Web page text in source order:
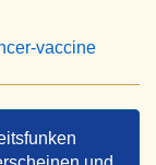
vaccine